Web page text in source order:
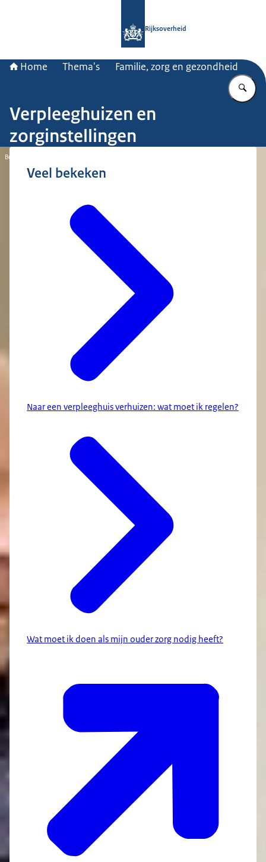
Rijksoverheid
Home Thema's Familie, zorg en gezondheid
Verpleeghuizen en
zorginstellingen
Beeld: © Ministerie van Algemene Zaken / Studio38c/Thomas van Oorschot
Veel bekeken
Naar een verpleeghuis verhuizen: wat moet ik regelen?
Wat moet ik doen als mijn ouder zorg nodig heeft?